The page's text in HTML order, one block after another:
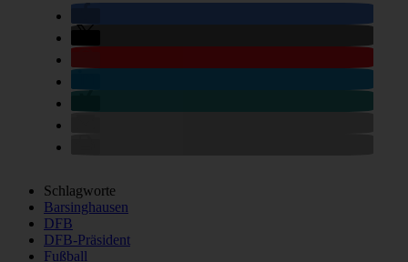
Schlagworte
Barsinghausen
DFB
DFB-Präsident
Fußball